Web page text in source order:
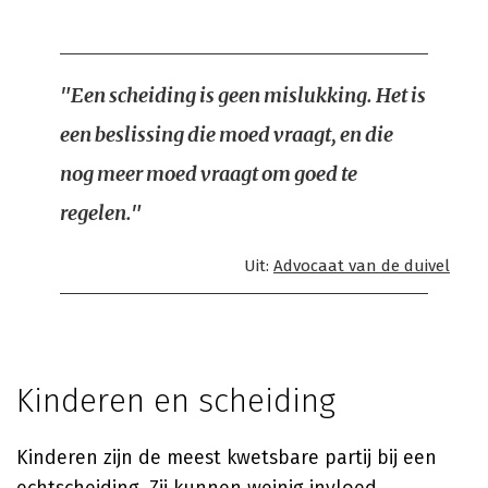
"Een scheiding is geen mislukking. Het is
een beslissing die moed vraagt, en die
nog meer moed vraagt om goed te
regelen."
Uit: Advocaat van de duivel
Kinderen en scheiding
Kinderen zijn de meest kwetsbare partij bij een